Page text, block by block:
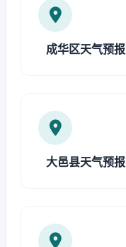
成华区天气预报
大邑县天气预报